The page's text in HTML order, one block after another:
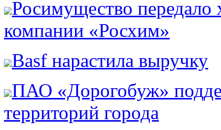
Росимущество
компании «Росхим»
Basf нарастила выручку
ПАО «Дорогобуж»
территорий города